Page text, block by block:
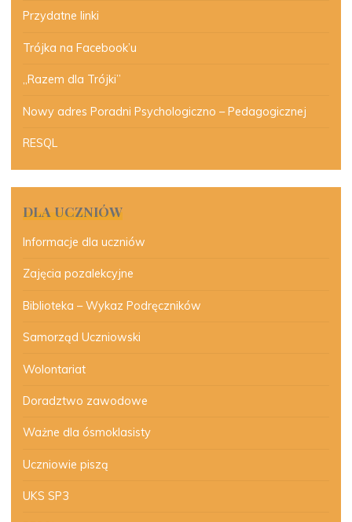
Przydatne linki
Trójka na Facebook’u
„Razem dla Trójki”
Nowy adres Poradni Psychologiczno – Pedagogicznej
RESQL
DLA UCZNIÓW
Informacje dla uczniów
Zajęcia pozalekcyjne
Biblioteka – Wykaz Podręczników
Samorząd Uczniowski
Wolontariat
Doradztwo zawodowe
Ważne dla ósmoklasisty
Uczniowie piszą
UKS SP3